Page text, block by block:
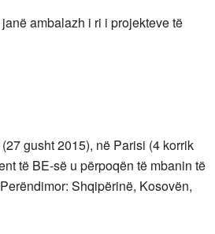
ambalazh i ri i projekteve të
gusht 2015), në Parisi (4 korrik
të BE-së u përpoqën të mbanin të
Shqipërinë, Kosovën,